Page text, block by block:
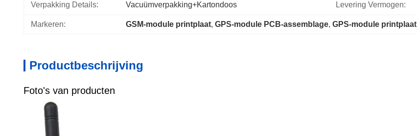
Verpakking Details: Vacuümverpakking+kartondoos Levering Vermogen:
Markeren: GSM-module printplaat, GPS-module PCB-assemblage, GPS-module printplaat
Productbeschrijving
Foto's van producten